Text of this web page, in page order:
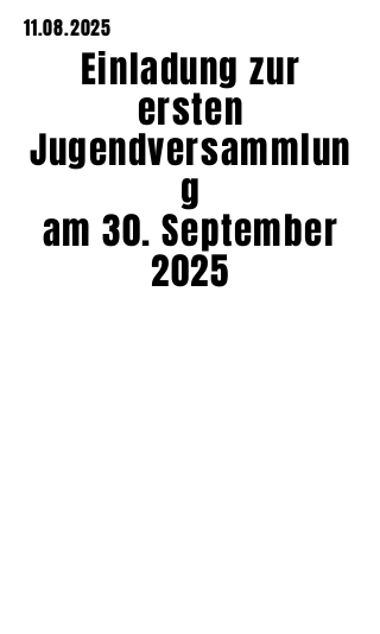
11.08.2025
Einladung zur
ersten
Jugendversammlun
g
am 30. September
2025